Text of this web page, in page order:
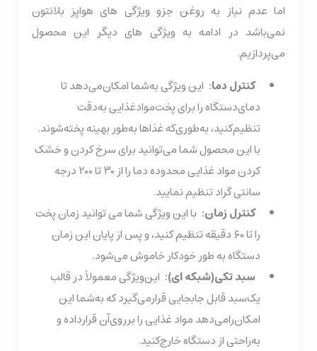
اما عدم نیاز به روغن جزو ویژگی های هواپز بلانتون
نمی‌باشد در ادامه به ویژگی های دیگر این محصول
می‌پردازیم.
کنترل دما: این ویژگی به‌شما امکان‌می‌دهد تا
دمای‌دستگاه را برای پخت‌موادغذایی به‌دقت
تنظیم‌کنید، به‌طوری‌که غذاها به‌طور بهینه پخته‌شوند.
با این محصول شما می‌توانید برای سرخ کردن و خشک
کردن مواد غذایی محدوده دما را از 30 تا 200 درجه
سانتی گراد تنظیم نمایید.
کنترل زمان: با این ویژگی شما می توانید زمان پخت
را تا ۶۰ دقیقه تنظیم کنید، و پس از پایان این زمان
دستگاه به ‌طور خودکار خاموش می‌شود.
سبد تکی(شبکه ای): این‌ویژگی معمولاً در قالب
یک‌سبد قابل جابجایی قرارمی‌گیرد که به‌شما این
امکان‌رامی‌دهد مواد غذایی را برروی‌آن قرارداده و
به‌راحتی از دستگاه خارج‌کنید.